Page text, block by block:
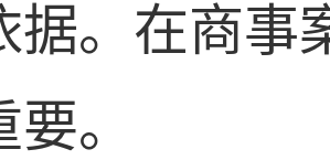
据。在商事
。